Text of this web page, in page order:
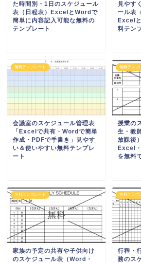
た時間別・1日のスケジュール
表（日程表）ExcelとWordで
簡単に内容記入可能な無料の
テンプレート
見やす
ール表
Excel
料テン
無料テンプレート
会議室のスケジュール管理表
「Excelで共有・Wordで簡単
作成・PDFで手書き」見やす
い＆使いやすい無料テンプレ
ート
無料テンプ
授業の
生・教
放課後
Excel
を無料
無料テンプレート
家族の予定の共有や子供向け
のスケジュール表（Word・
無料テンプ
行程・
務のス